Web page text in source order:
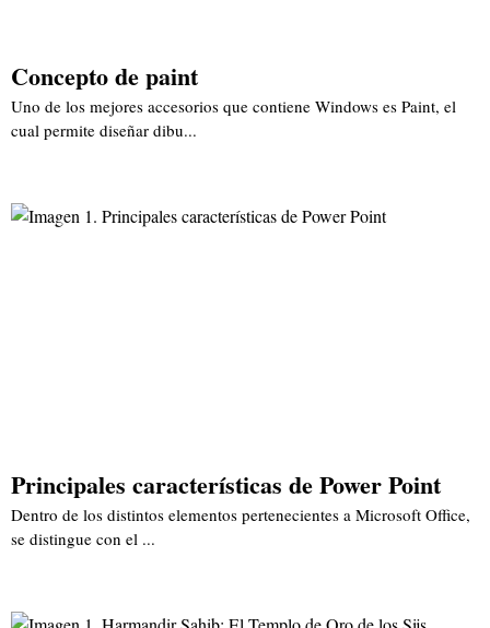
Concepto de paint
Uno de los mejores accesorios que contiene Windows es Paint, el
cual permite diseñar dibu...
Principales características de Power Point
Dentro de los distintos elementos pertenecientes a Microsoft Office,
se distingue con el ...